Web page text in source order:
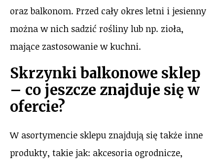
oraz balkonom. Przed cały okres letni i jesienny
można w nich sadzić rośliny lub np. zioła,
mające zastosowanie w kuchni.
Skrzynki balkonowe sklep
– co jeszcze znajduje się w
ofercie?
W asortymencie sklepu znajdują się także inne
produkty, takie jak: akcesoria ogrodnicze,